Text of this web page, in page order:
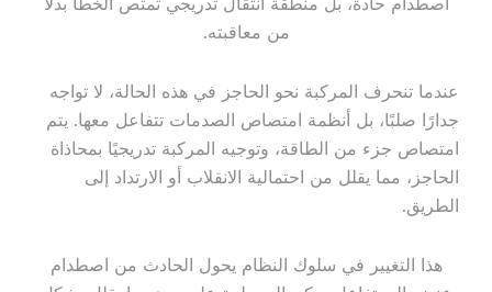
من معاقبته.
عندما تنحرف المركبة نحو الحاجز في هذه الحالة، لا تواجه
جدارًا صلبًا، بل أنظمة امتصاص الصدمات تتفاعل معها. يتم
امتصاص جزء من الطاقة، وتوجيه المركبة تدريجيًا بمحاذاة
الحاجز، مما يقلل من احتمالية الانقلاب أو الارتداد إلى
الطريق.
هذا التغيير في سلوك النظام يحول الحادث من اصطدام